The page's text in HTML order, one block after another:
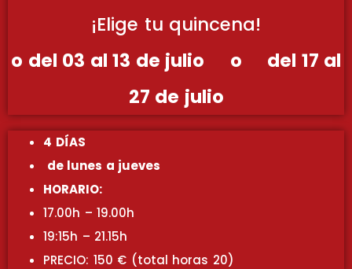
¡Elige tu quincena!
o del 03 al 13 de julio o del 17 al
27 de julio
4 DÍAS
de lunes a jueves
HORARIO:
17.00h – 19.00h
19:15h – 21.15h
PRECIO: 150 € (total horas 20)